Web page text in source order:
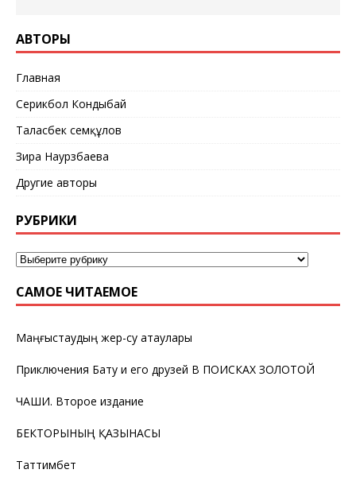
АВТОРЫ
Главная
Серикбол Кондыбай
Таласбек Әсемқұлов
Зира Наурзбаева
Другие авторы
РУБРИКИ
САМОЕ ЧИТАЕМОЕ
Маңғыстаудың жер-су атаулары
Приключения Бату и его друзей В ПОИСКАХ ЗОЛОТОЙ
ЧАШИ. Второе издание
БЕКТОРЫНЫҢ ҚАЗЫНАСЫ
Таттимбет